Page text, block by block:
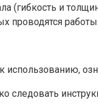
(гибкость и
проводятся работы.
использованию,
следовать